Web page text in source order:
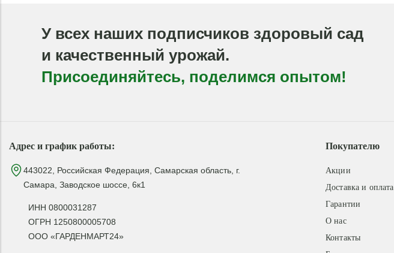
У всех наших подписчиков здоровый сад
и качественный урожай.
Присоединяйтесь, поделимся опытом!
Адрес и график работы:
443022, Российская Федерация, Самарская область, г.
Самара, Заводское шоссе, 6к1
ИНН 0800031287
ОГРН 1250800005708
ООО «ГАРДЕНМАРТ24»
Покупателю
Акции
Доставка и оплата
Гарантии
О нас
Контакты